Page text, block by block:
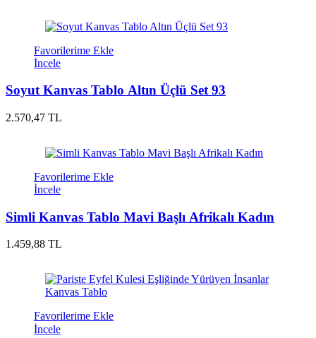
Favorilerime Ekle
İncele
Soyut Kanvas Tablo Altın Üçlü Set 93
2.570,47 TL
Favorilerime Ekle
İncele
Simli Kanvas Tablo Mavi Başlı Afrikalı Kadın
1.459,88 TL
Favorilerime Ekle
İncele